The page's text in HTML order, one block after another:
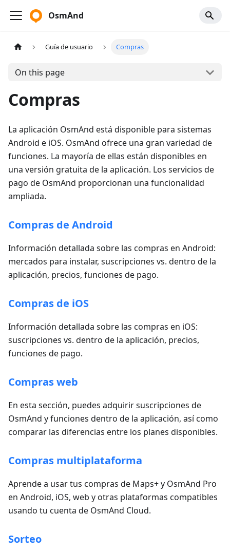
OsmAnd
Guía de usuario Compras
On this page
Compras
La aplicación OsmAnd está disponible para sistemas
Android e iOS. OsmAnd ofrece una gran variedad de
funciones. La mayoría de ellas están disponibles en
una versión gratuita de la aplicación. Los servicios de
pago de OsmAnd proporcionan una funcionalidad
ampliada.
Compras de Android
Información detallada sobre las compras en Android:
mercados para instalar, suscripciones vs. dentro de la
aplicación, precios, funciones de pago.
Compras de iOS
Información detallada sobre las compras en iOS:
suscripciones vs. dentro de la aplicación, precios,
funciones de pago.
Compras web
En esta sección, puedes adquirir suscripciones de
OsmAnd y funciones dentro de la aplicación, así como
comparar las diferencias entre los planes disponibles.
Compras multiplataforma
Aprende a usar tus compras de Maps+ y OsmAnd Pro
en Android, iOS, web y otras plataformas compatibles
usando tu cuenta de OsmAnd Cloud.
Sorteo